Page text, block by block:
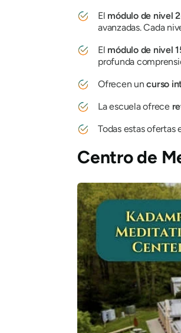
El módulo de nivel
avanzadas. Cada
El módulo de nivel
profunda
Ofrecen uncurso
La escuela ofrece
Todas estas ofertas
Centro de